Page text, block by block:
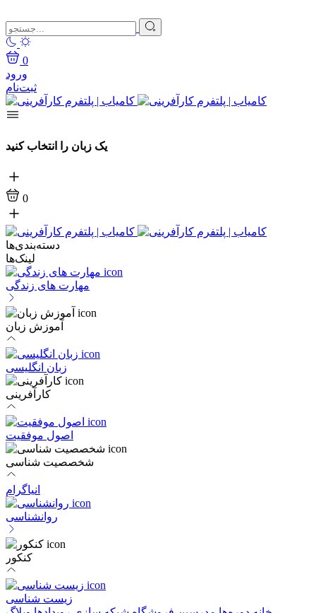
0
ورود
ثبت‌نام
یک زبان را انتخاب کنید
0
دسته‌بندی‌ها
لینک‌ها
مهارت های زندگی
آموزش زبان
زبان انگلیسی
کارآفرینی
اصول موفقیت
شخصصیت شناسی
انیاگرام
روانشناسی
کنکور
زیست شناسی